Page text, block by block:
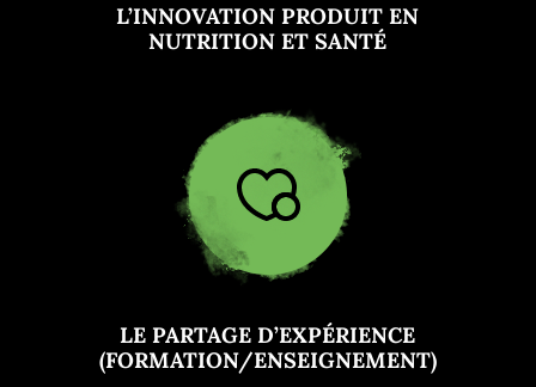
L’INNOVATION PRODUIT EN
NUTRITION ET SANTÉ
LE PARTAGE D’EXPÉRIENCE
(FORMATION/ENSEIGNEMENT)